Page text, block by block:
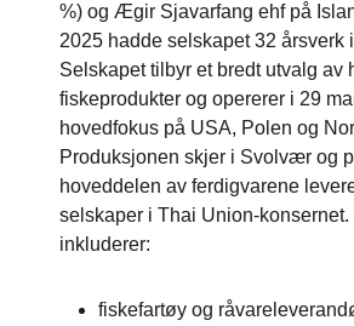
%) og Ægir Sjavarfang ehf på
2025 hadde selskapet 32 årsverk
Selskapet tilbyr et bredt utvalg av
fiskeprodukter og opererer i 29
hovedfokus på USA, Polen og
Produksjonen skjer i Svolvær og
hoveddelen av ferdigvarene
selskaper i Thai Union-konsernet.
inkluderer:
fiskefartøy og